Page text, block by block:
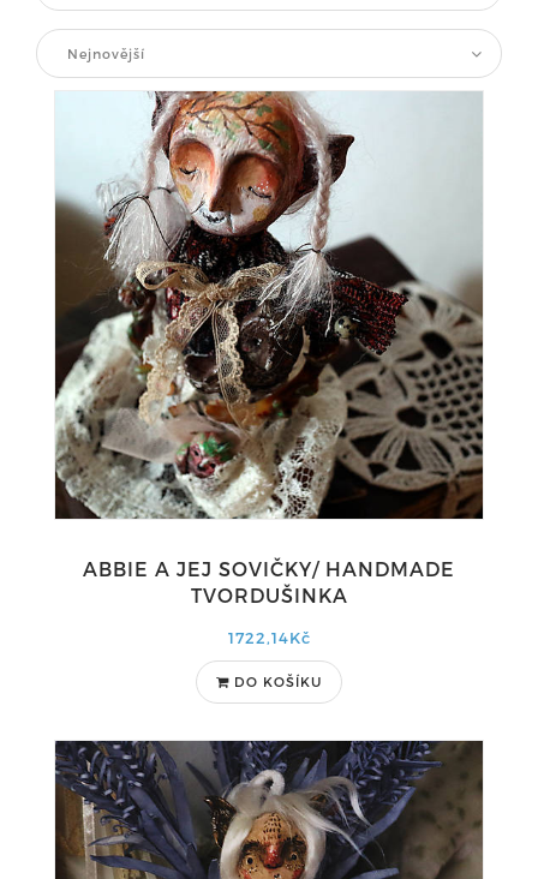
Nejnovější
ABBIE A JEJ SOVIČKY/ HANDMADE
TVORDUŠINKA
1722,14Kč
DO KOŠÍKU